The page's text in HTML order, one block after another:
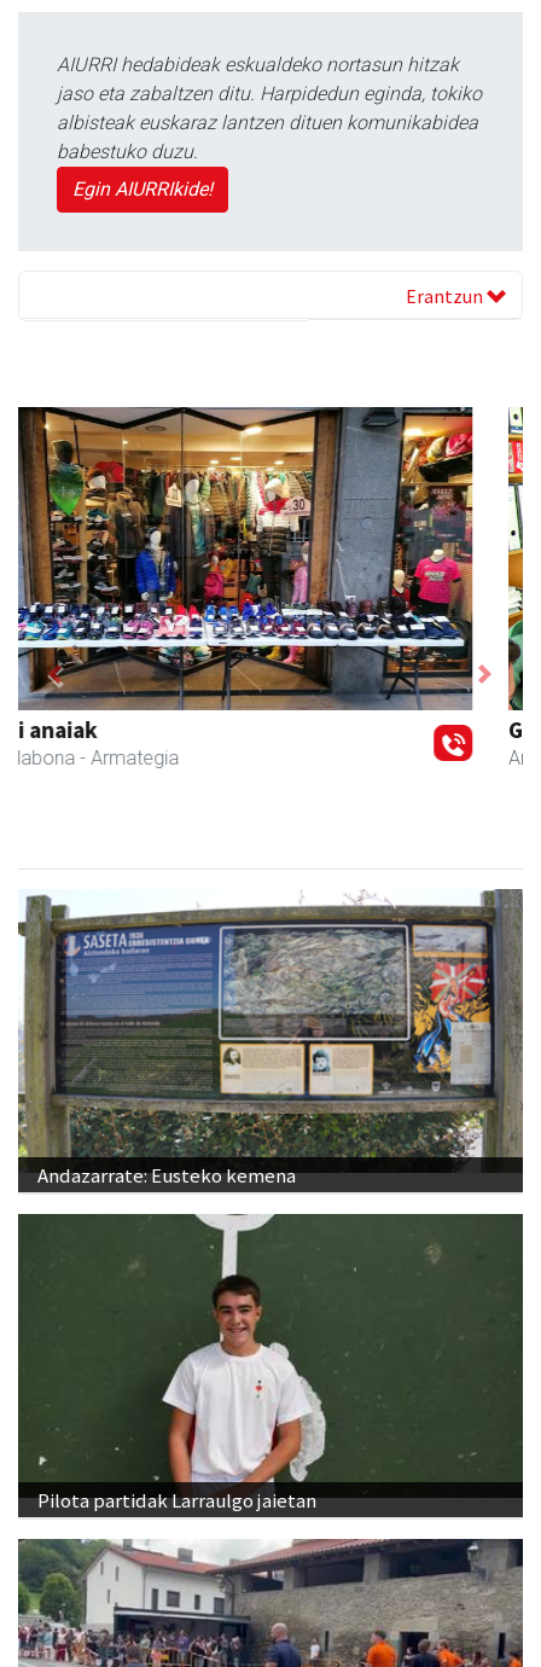
AIURRI hedabideak eskualdeko nortasun hitzak
jaso eta zabaltzen ditu. Harpidedun eginda, tokiko
albisteak euskaraz lantzen dituen komunikabidea
babestuko duzu.
Egin AIURRIkide!
Erantzun
GF akademia
Andoain - Akademiak
Previous Next
Andazarrate: Eusteko kemena
Pilota partidak Larraulgo jaietan